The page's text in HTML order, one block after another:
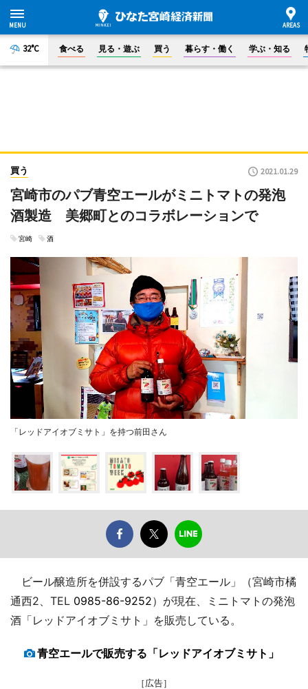
32°C 食べる 見る・遊ぶ 買う 暮らす・働く 学ぶ・知る
買う 2021.01.29
宮崎市のパブ青空エールがミニトマトの発泡
酒製造 美郷町とのコラボレーションで
宮崎 酒
「レッドアイオブミサト」を持つ前田さん
ビール醸造所を併設するパブ「青空エール」（宮崎市橘
通西2、TEL 0985-86-9252）が現在、ミニトマトの発泡
酒「レッドアイオブミサト」を販売している。
青空エールで販売する「レッドアイオブミサト」
［広告］